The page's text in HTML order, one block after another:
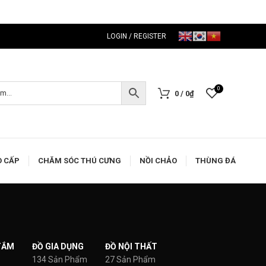
LOGIN / REGISTER
0 / 0₫
0
CẤP CHĂM SÓC THÚ CƯNG NỒI CHẢO THÙNG ĐÁ
ĐỒ GIA DỤNG
134 Sản Phẩm
ĐỒ NỘI THẤT
27 Sản Phẩm